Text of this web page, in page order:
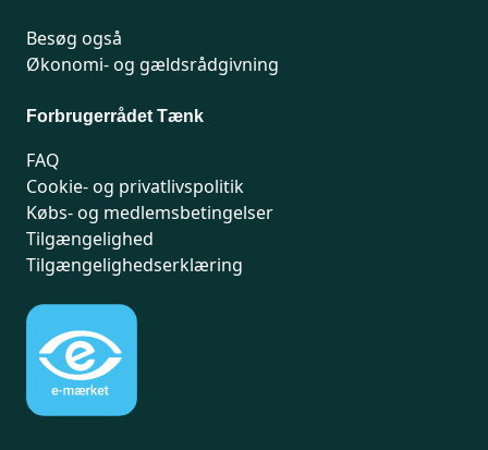
Besøg også
Økonomi- og gældsrådgivning
Forbrugerrådet Tænk
FAQ
Cookie- og privatlivspolitik
Købs- og medlemsbetingelser
Tilgængelighed
Tilgængelighedserklæring